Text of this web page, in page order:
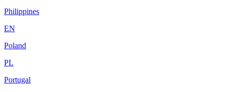
Philippines
EN
Poland
PL
Portugal